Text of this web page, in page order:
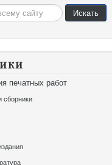
Искать
печатных работ
сборники